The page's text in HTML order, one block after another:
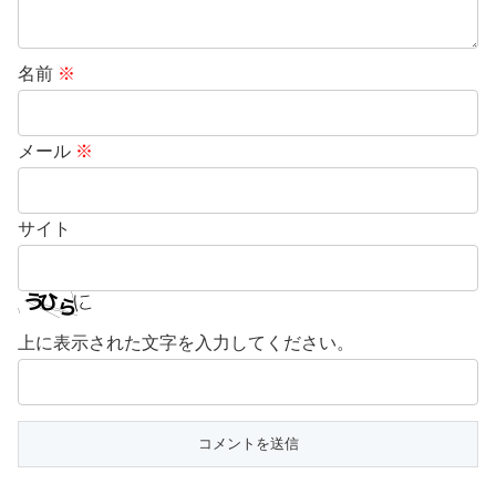
名前 ※
メール ※
サイト
上に表示された文字を入力してください。